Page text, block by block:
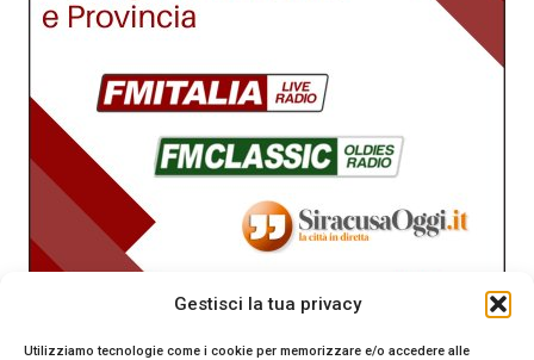
Gestisci la tua privacy
Utilizziamo tecnologie come i cookie per memorizzare e/o accedere alle